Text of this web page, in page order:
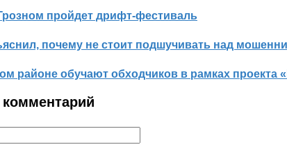
пройдет дрифт-фестиваль
почему не стоит подшучивать над
районе обучают обходчиков в рамках